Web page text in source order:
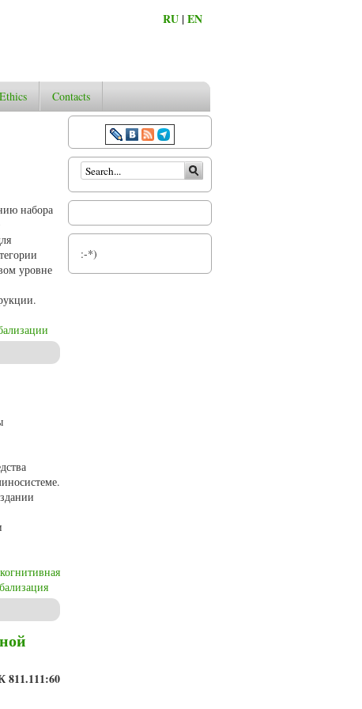
RU |EN
Contacts
набора
уровне
когнитивная
811.111:60
Search form
:-*)